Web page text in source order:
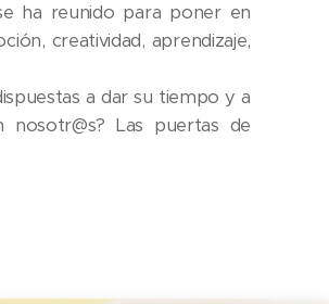
ha reunido para poner en
creatividad, aprendizaje,
a dar su tiempo y a
Las puertas de